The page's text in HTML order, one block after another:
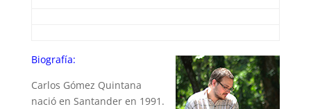
Biografía:
Carlos Gómez Quintana
nació en Santander en 1991.